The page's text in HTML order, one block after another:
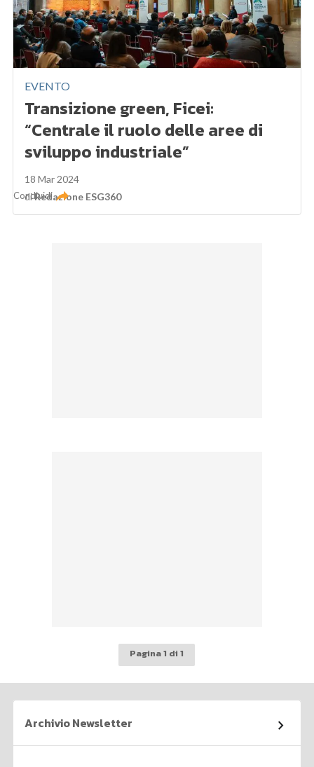
EVENTO
Transizione green, Ficei:
“Centrale il ruolo delle aree di
sviluppo industriale”
18 Mar 2024
diRedazione ESG360
Condividi
Pagina 1 di 1
Archivio Newsletter